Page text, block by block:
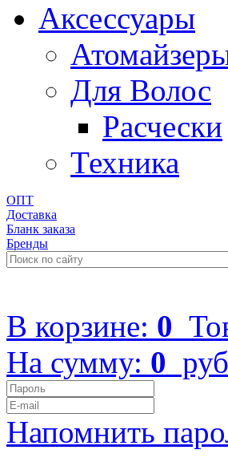
Aксессуары
Для Волос
Расчески
Техника
ОПТ
Доставка
Бланк заказа
Бренды
В корзине: 0
На сумму: 0
Напомнить